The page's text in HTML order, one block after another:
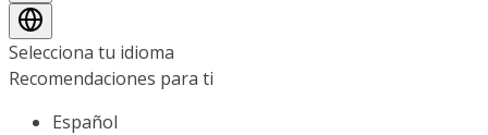
Selecciona tu idioma
Recomendaciones para ti
Español